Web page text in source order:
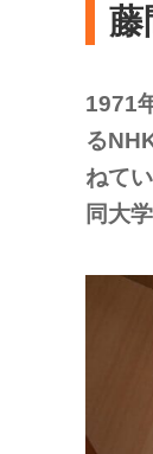
藤
1971
る
ねて
同大